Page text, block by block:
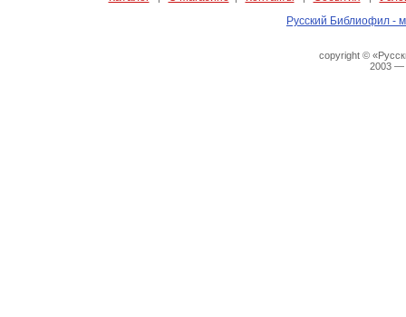
Русский Библиофил -
copyright ©
2003 —